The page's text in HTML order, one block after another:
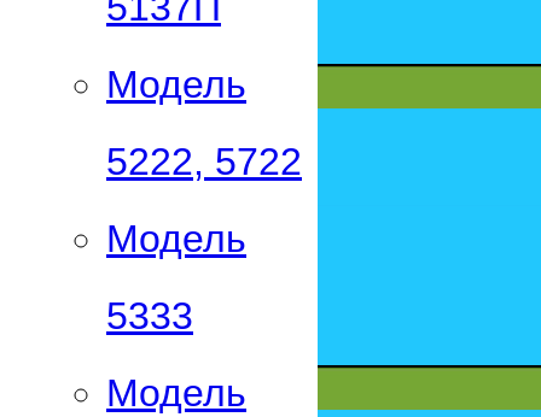
Модель
5222, 5722
Модель
5333
Модель